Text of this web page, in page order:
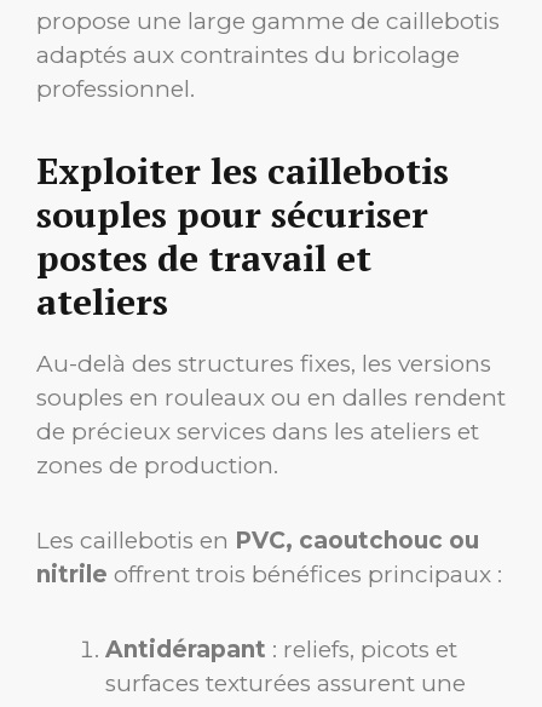
propose une large gamme de caillebotis
adaptés aux contraintes du bricolage
professionnel.
Exploiter les caillebotis
souples pour sécuriser
postes de travail et
ateliers
Au-delà des structures fixes, les versions
souples en rouleaux ou en dalles rendent
de précieux services dans les ateliers et
zones de production.
Les caillebotis en PVC, caoutchouc ou
nitrile offrent trois bénéfices principaux :
Antidérapant : reliefs, picots et
surfaces texturées assurent une